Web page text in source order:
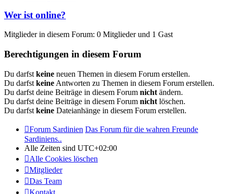
Wer ist online?
Mitglieder in diesem Forum: 0 Mitglieder und 1 Gast
Berechtigungen in diesem Forum
Du darfst keine neuen Themen in diesem Forum erstellen.
Du darfst keine Antworten zu Themen in diesem Forum erstellen.
Du darfst deine Beiträge in diesem Forum nicht ändern.
Du darfst deine Beiträge in diesem Forum nicht löschen.
Du darfst keine Dateianhänge in diesem Forum erstellen.
Forum Sardinien Das Forum für die wahren Freunde
Sardiniens..
Alle Zeiten sind UTC+02:00
Alle Cookies löschen
Mitglieder
Das Team
Kontakt